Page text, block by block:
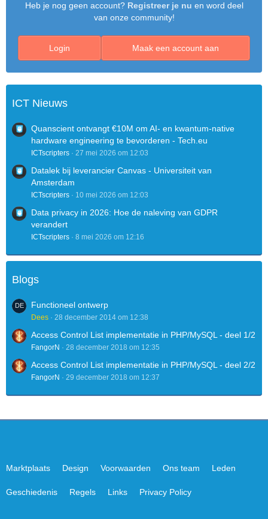
Heb je nog geen account? Registreer je nu en word deel
van onze community!
Maak een account aan
Login
ICT Nieuws
Quanscient ontvangt €10M om AI- en kwantum-native
hardware engineering te bevorderen - Tech.eu
ICTscripters 27 mei 2026 om 12:03
Datalek bij leverancier Canvas - Universiteit van
Amsterdam
ICTscripters 10 mei 2026 om 12:03
Data privacy in 2026: Hoe de naleving van GDPR
verandert
ICTscripters 8 mei 2026 om 12:16
Blogs
Functioneel ontwerp
Dees 28 december 2014 om 12:38
Access Control List implementatie in PHP/MySQL - deel 1/2
FangorN 28 december 2018 om 12:35
Access Control List implementatie in PHP/MySQL - deel 2/2
FangorN 29 december 2018 om 12:37
Marktplaats Design Voorwaarden Ons team Leden
Geschiedenis Regels Links Privacy Policy